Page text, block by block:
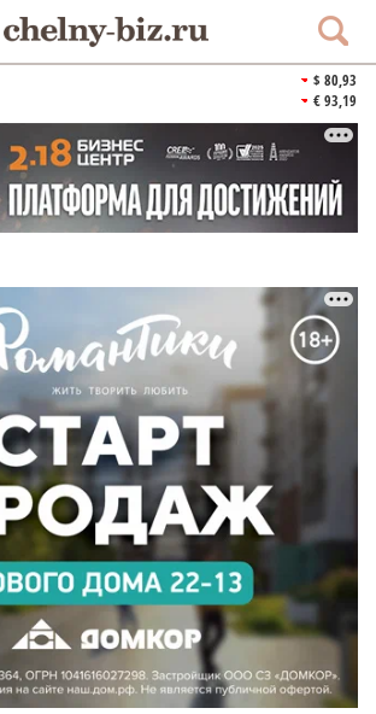
$ 80,93
€ 93,19